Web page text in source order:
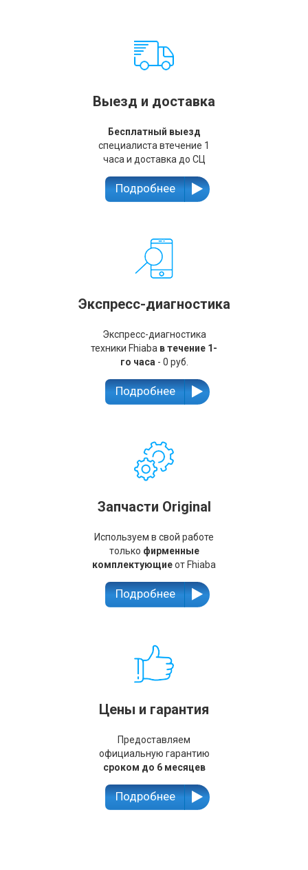
Выезд и доставка
Бесплатный выезд
специалиста втечение 1
часа и доставка до СЦ
Подробнее
Экспресс-диагностика
Экспресс-диагностика
техники Fhiaba в течение 1-
го часа - 0 руб.
Подробнее
Запчасти Original
Используем в свой работе
только фирменные
комплектующиеот Fhiaba
Подробнее
Цены и гарантия
Предоставляем
официальную гарантию
сроком до 6 месяцев
Подробнее